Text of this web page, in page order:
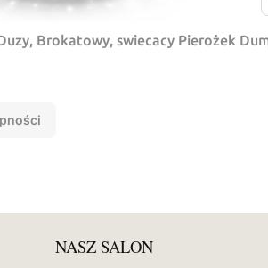
Brokatowy, swiecacy Pierożek
NASZ SALON